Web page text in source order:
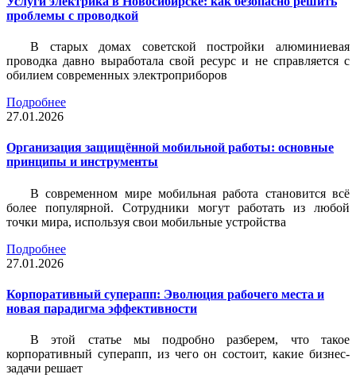
проблемы с проводкой
В старых домах советской постройки алюминиевая
проводка давно выработала свой ресурс и не справляется с
обилием современных электроприборов
Подробнее
27.01.2026
Организация защищённой мобильной работы: основные
принципы и инструменты
В современном мире мобильная работа становится всё
более популярной. Сотрудники могут работать из любой
точки мира, используя свои мобильные устройства
Подробнее
27.01.2026
Корпоративный суперапп: Эволюция рабочего места и
новая парадигма эффективности
В этой статье мы подробно разберем, что такое
корпоративный суперапп, из чего он состоит, какие бизнес-
задачи решает